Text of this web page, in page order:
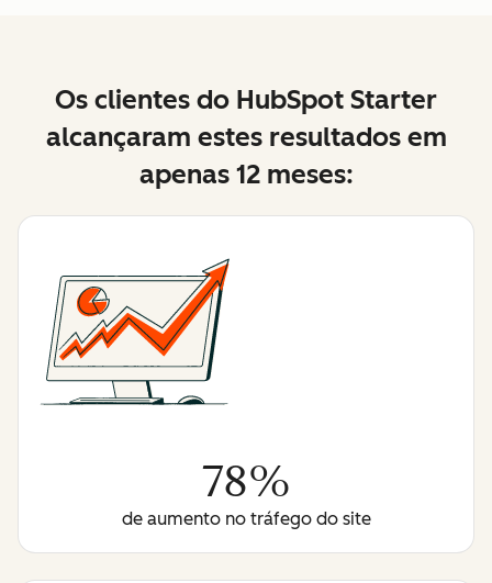
Os clientes do HubSpot Starter
alcançaram estes resultados em
apenas 12 meses:
78%
de aumento no tráfego do site